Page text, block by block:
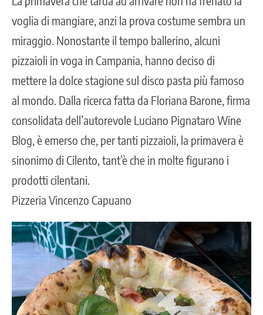
voglia di mangiare, anzi la prova costume sembra un
miraggio. Nonostante il tempo ballerino, alcuni
pizzaioli in voga in Campania, hanno deciso di
mettere la dolce stagione sul disco pasta più famoso
al mondo. Dalla ricerca fatta da Floriana Barone, firma
consolidata dell’autorevole Luciano Pignataro Wine
Blog, è emerso che, per tanti pizzaioli, la primavera è
sinonimo di Cilento, tant’è che in molte figurano i
prodotti cilentani.
Pizzeria Vincenzo Capuano